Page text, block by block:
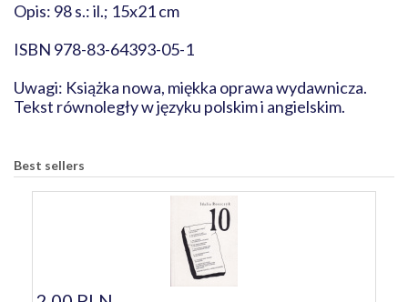
Opis: 98 s.: il.; 15x21 cm
ISBN 978-83-64393-05-1
Uwagi: Książka nowa, miękka oprawa wydawnicza.
Tekst równoległy w języku polskim i angielskim.
Best sellers